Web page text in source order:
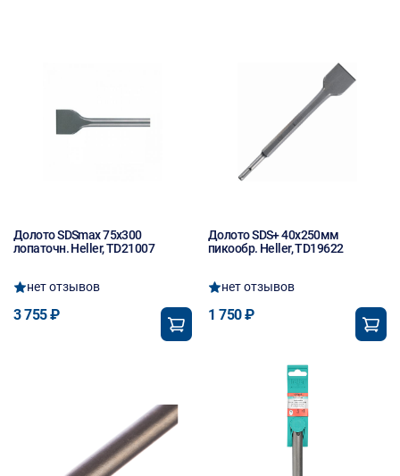
Долото SDSmах 75х300
лопаточн. Heller, TD21007
нет отзывов
3 755 ₽
Долото SDS+ 40х250мм
пикообр. Heller, TD19622
нет отзывов
1 750 ₽